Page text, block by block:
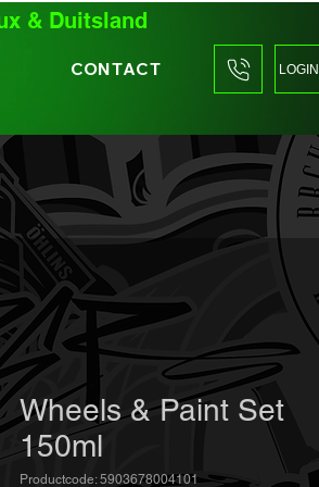
CONTACT LOGIN
& Duitsland
Wheels & Paint Set
150ml
Productcode: 5903678004101